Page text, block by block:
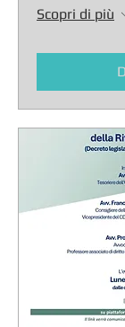
Scopri di più